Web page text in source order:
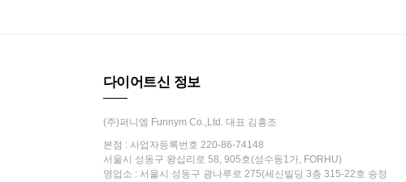
다이어트신 정보
(주)퍼니엠 Funnym Co.,Ltd. 대표 김흥조
본점 : 사업자등록번호 220-86-74148
서울시 성동구 왕십리로 58, 905호(성수동1가, FORHU)
영업소 : 서울시 성동구 광나루로 275(세신빌딩 3층 315-22호 송정